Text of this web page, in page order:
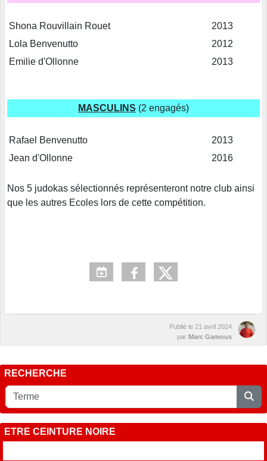
Shona Rouvillain Rouet
2013
Lola Benvenutto
2012
Emilie d'Ollonne
2013
MASCULINS (2 engagés)
Rafael Benvenutto
2013
Jean d'Ollonne
2016
Nos 5 judokas sélectionnés représenteront notre club ainsi
que les autres Ecoles lors de cette compétition.
Publié le 21 avril 2024
par Marc Gamous
RECHERCHE
ETRE CEINTURE NOIRE